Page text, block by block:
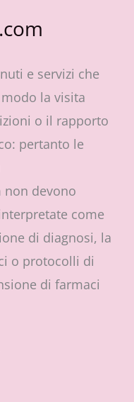
e servizi che
la visita
o il rapporto
pertanto le
non devono
come
di diagnosi, la
o protocolli di
di farmaci